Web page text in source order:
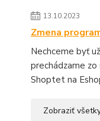
13.10.2023
Zmena
Nechceme byť
prechádzame
Shoptet na
Zobraziť